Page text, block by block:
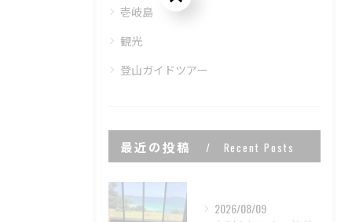
壱岐島
観光
登山ガイドツアー
最近の投稿 Recent Posts
2026/08/09